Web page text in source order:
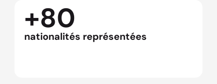
+80
nationalités représentées